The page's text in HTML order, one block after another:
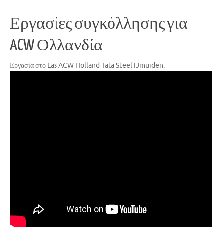
Εργασίες συγκόλλησης για
ACW Ολλανδία
Εργασία στο Las ACW Holland Tata Steel IJmuiden.